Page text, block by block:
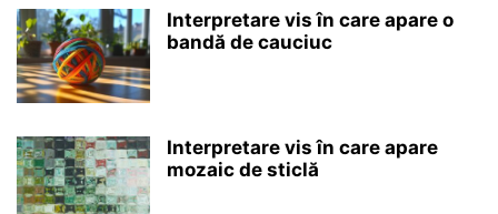
Interpretare vis în care apare o
bandă de cauciuc
Interpretare vis în care apare
mozaic de sticlă